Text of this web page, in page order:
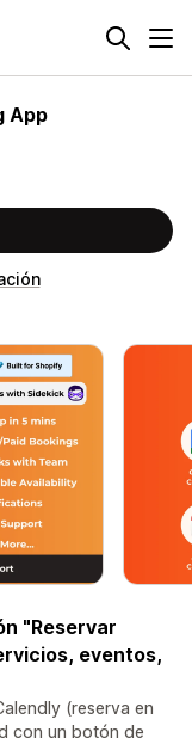
App
"Reservar
eventos,
(reserva en
con un botón de